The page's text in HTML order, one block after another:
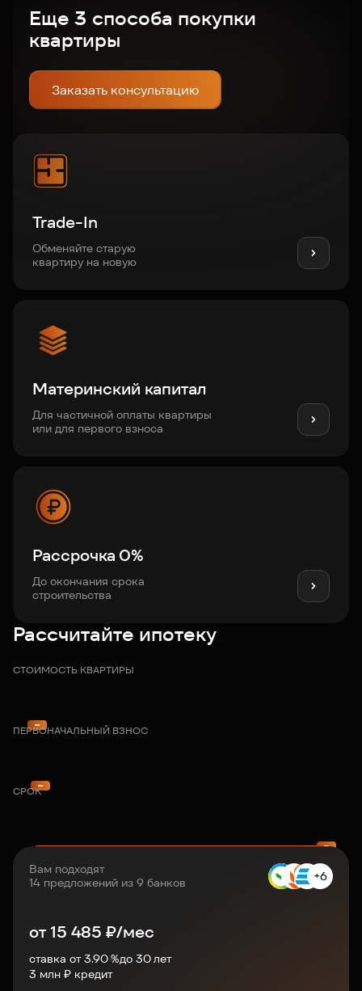
Еще 3 способа покупки
квартиры
Заказать консультацию
Trade-In
Обменяйте старую
квартиру на новую
Материнский капитал
Для частичной оплаты квартиры
или для первого взноса
Рассрочка 0%
До окончания срока
строительства
Рассчитайте ипотеку
СТОИМОСТЬ КВАРТИРЫ
ПЕРВОНАЧАЛЬНЫЙ ВЗНОС
СРОК
Вам подходят
14 предложений из 9 банков
+6
от15 485 ₽/мес
ставка от 3.90 %до 30лет
3 млн ₽ кредит